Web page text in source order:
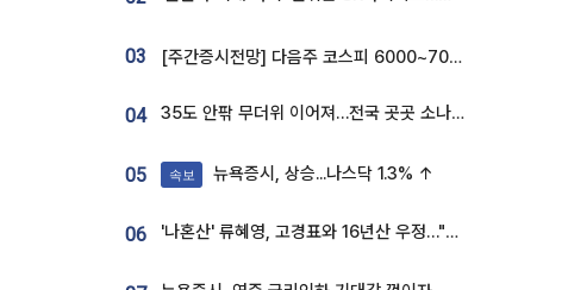
03 [주간증시전망] 다음주 코스피 6000~7000⋯“外人 수급은 정책이 변수”
04 35도 안팎 무더위 이어져…전국 곳곳 소나기 [오늘 날씨]
05 속보 뉴욕증시, 상승...나스닥 1.3% ↑
06 '나혼산' 류혜영, 고경표와 16년산 우정…"자취방서 부모님과 마주쳐"